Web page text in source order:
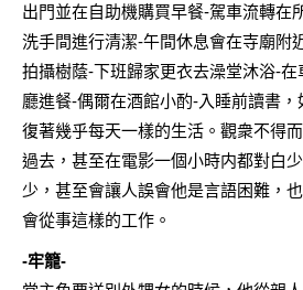
出門並在自助機購買早餐-駕車流轉在
洗手間進行清潔-午間休息會在寺廟附
拍攝樹蔭-下班歸家更衣去澡堂沐浴-在
廳進餐-偶爾在酒館小酌-入睡前讀書，
復著幾乎每天一樣的生活。觀衆不得
過去，甚至在電影一個小時内都對白
少，甚至會讓人誤會他是言語困難，
會從事這樣的工作。
-牢籠-